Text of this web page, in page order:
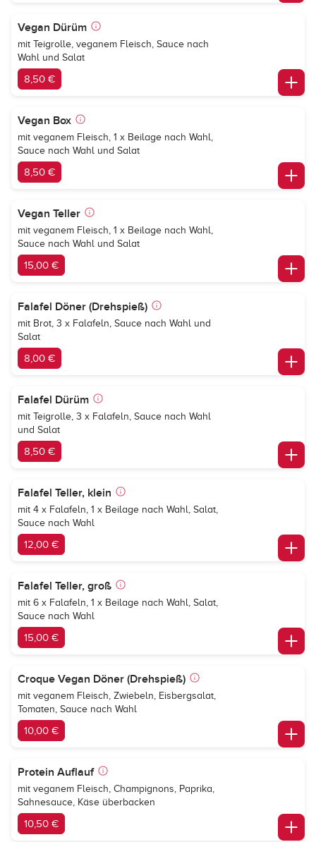
Vegan Dürüm
mit Teigrolle, veganem Fleisch, Sauce nach
Wahl und Salat
8,50 €
Vegan Box
mit veganem Fleisch, 1 x Beilage nach Wahl,
Sauce nach Wahl und Salat
8,50 €
Vegan Teller
mit veganem Fleisch, 1 x Beilage nach Wahl,
Sauce nach Wahl und Salat
15,00 €
Falafel Döner (Drehspieß)
mit Brot, 3 x Falafeln, Sauce nach Wahl und
Salat
8,00 €
Falafel Dürüm
mit Teigrolle, 3 x Falafeln, Sauce nach Wahl
und Salat
8,50 €
Falafel Teller, klein
mit 4 x Falafeln, 1 x Beilage nach Wahl, Salat,
Sauce nach Wahl
12,00 €
Falafel Teller, groß
mit 6 x Falafeln, 1 x Beilage nach Wahl, Salat,
Sauce nach Wahl
15,00 €
Croque Vegan Döner (Drehspieß)
mit veganem Fleisch, Zwiebeln, Eisbergsalat,
Tomaten, Sauce nach Wahl
10,00 €
Protein Auflauf
mit veganem Fleisch, Champignons, Paprika,
Sahnesauce, Käse überbacken
10,50 €